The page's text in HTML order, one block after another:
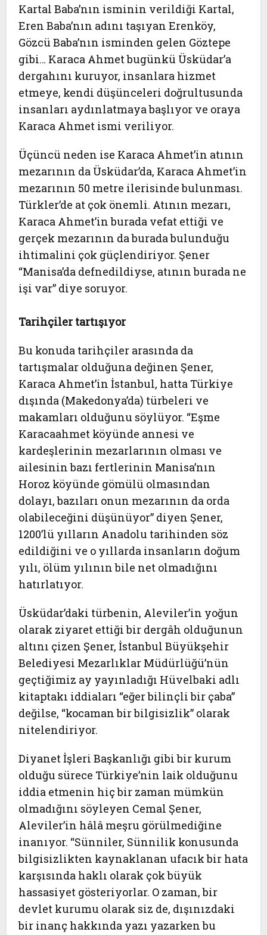
Kartal Baba’nın isminin verildiği Kartal,
Eren Baba’nın adını taşıyan Erenköy,
Gözcü Baba’nın isminden gelen Göztepe
gibi… Karaca Ahmet bugünkü Üsküdar’a
dergahını kuruyor, insanlara hizmet
etmeye, kendi düşünceleri doğrultusunda
insanları aydınlatmaya başlıyor ve oraya
Karaca Ahmet ismi veriliyor.
Üçüncü neden ise Karaca Ahmet’in atının
mezarının da Üsküdar’da, Karaca Ahmet’in
mezarının 50 metre ilerisinde bulunması.
Türkler’de at çok önemli. Atının mezarı,
Karaca Ahmet’in burada vefat ettiği ve
gerçek mezarının da burada bulunduğu
ihtimalini çok güçlendiriyor. Şener
“Manisa’da defnedildiyse, atının burada ne
işi var” diye soruyor.
Tarihçiler tartışıyor
Bu konuda tarihçiler arasında da
tartışmalar olduğuna değinen Şener,
Karaca Ahmet’in İstanbul, hatta Türkiye
dışında (Makedonya’da) türbeleri ve
makamları olduğunu söylüyor. “Eşme
Karacaahmet köyünde annesi ve
kardeşlerinin mezarlarının olması ve
ailesinin bazı fertlerinin Manisa’nın
Horoz köyünde gömülü olmasından
dolayı, bazıları onun mezarının da orda
olabileceğini düşünüyor” diyen Şener,
1200’lü yılların Anadolu tarihinden söz
edildiğini ve o yıllarda insanların doğum
yılı, ölüm yılının bile net olmadığını
hatırlatıyor.
Üsküdar’daki türbenin, Aleviler’in yoğun
olarak ziyaret ettiği bir dergâh olduğunun
altını çizen Şener, İstanbul Büyükşehir
Belediyesi Mezarlıklar Müdürlüğü’nün
geçtiğimiz ay yayınladığı Hüvelbaki adlı
kitaptakı iddiaları “eğer bilinçli bir çaba”
değilse, “kocaman bir bilgisizlik” olarak
nitelendiriyor.
Diyanet İşleri Başkanlığı gibi bir kurum
olduğu sürece Türkiye’nin laik olduğunu
iddia etmenin hiç bir zaman mümkün
olmadığını söyleyen Cemal Şener,
Aleviler’in hâlâ meşru görülmediğine
inanıyor. “Sünniler, Sünnilik konusunda
bilgisizlikten kaynaklanan ufacık bir hata
karşısında haklı olarak çok büyük
hassasiyet gösteriyorlar. O zaman, bir
devlet kurumu olarak siz de, dışınızdaki
bir inanç hakkında yazı yazarken bu